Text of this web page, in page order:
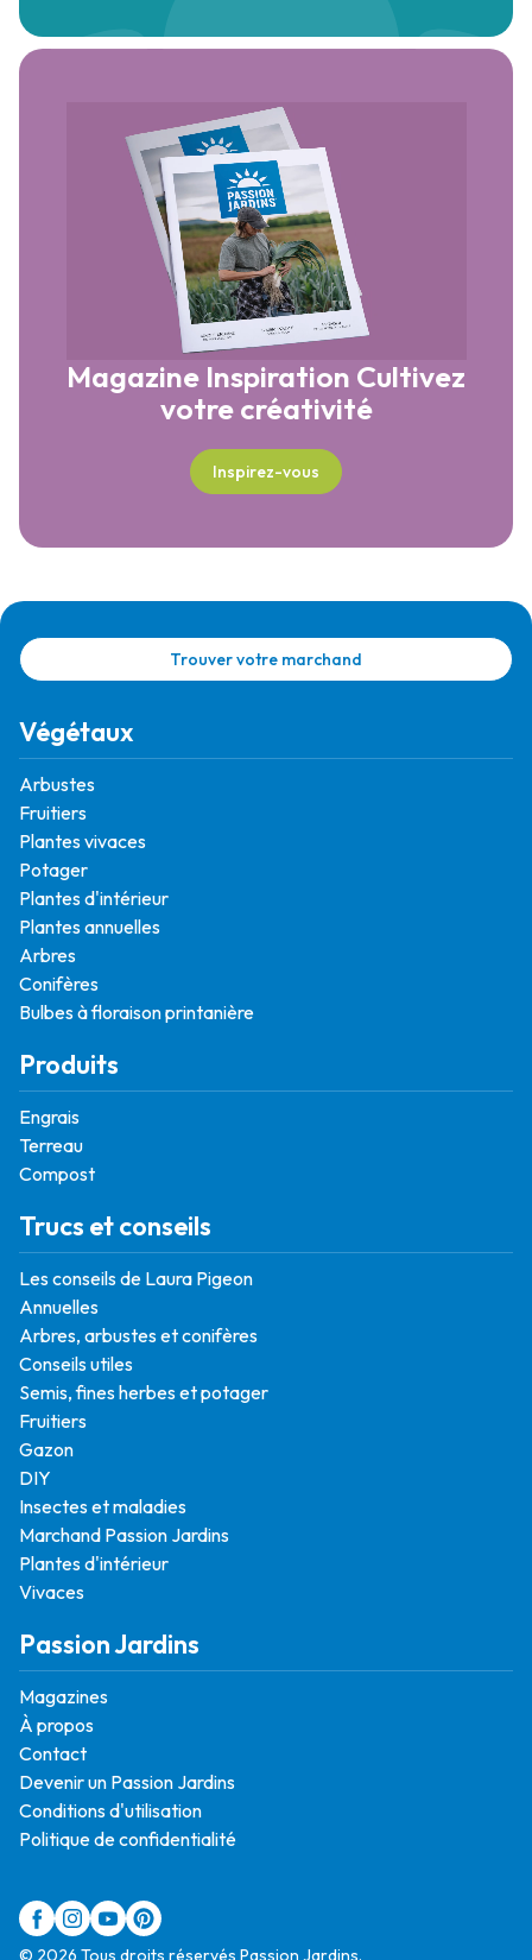
Magazine Inspiration Cultivez
votre créativité
Inspirez-vous
Trouver votre marchand
Végétaux
Arbustes
Fruitiers
Plantes vivaces
Potager
Plantes d'intérieur
Plantes annuelles
Arbres
Conifères
Bulbes à floraison printanière
Produits
Engrais
Terreau
Compost
Trucs et conseils
Les conseils de Laura Pigeon
Annuelles
Arbres, arbustes et conifères
Conseils utiles
Semis, fines herbes et potager
Fruitiers
Gazon
DIY
Insectes et maladies
Marchand Passion Jardins
Plantes d'intérieur
Vivaces
Passion Jardins
Magazines
À propos
Contact
Devenir un Passion Jardins
Conditions d'utilisation
Politique de confidentialité
© 2026 Tous droits réservés Passion Jardins.